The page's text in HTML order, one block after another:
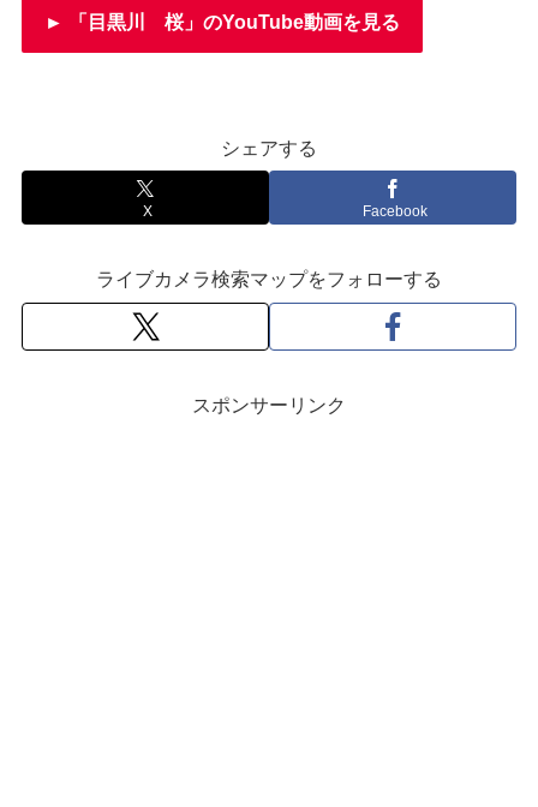
► 「目黒川 桜」のYouTube動画を見る
シェアする
X Facebook
ライブカメラ検索マップをフォローする
スポンサーリンク